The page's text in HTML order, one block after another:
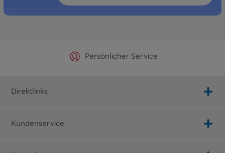
Offizieller Hersteller Shop
Persönlicher Service
Versandkostenfrei ab 25€
Schnelle Lieferung
Direktlinks
Kundenservice